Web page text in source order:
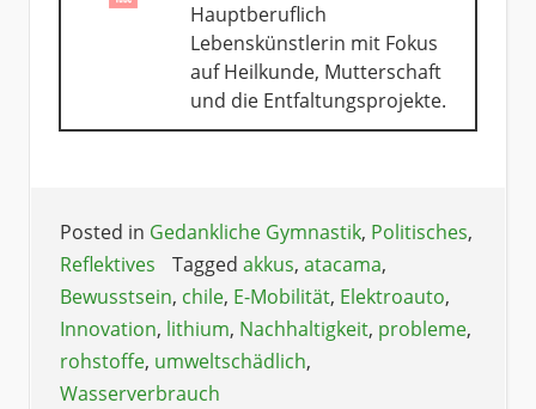
Hauptberuflich
Lebenskünstlerin mit Fokus
auf Heilkunde, Mutterschaft
und die Entfaltungsprojekte.
Posted in Gedankliche Gymnastik, Politisches,
Reflektives
Tagged akkus, atacama,
Bewusstsein, chile, E-Mobilität, Elektroauto,
Innovation, lithium, Nachhaltigkeit, probleme,
rohstoffe, umweltschädlich,
Wasserverbrauch